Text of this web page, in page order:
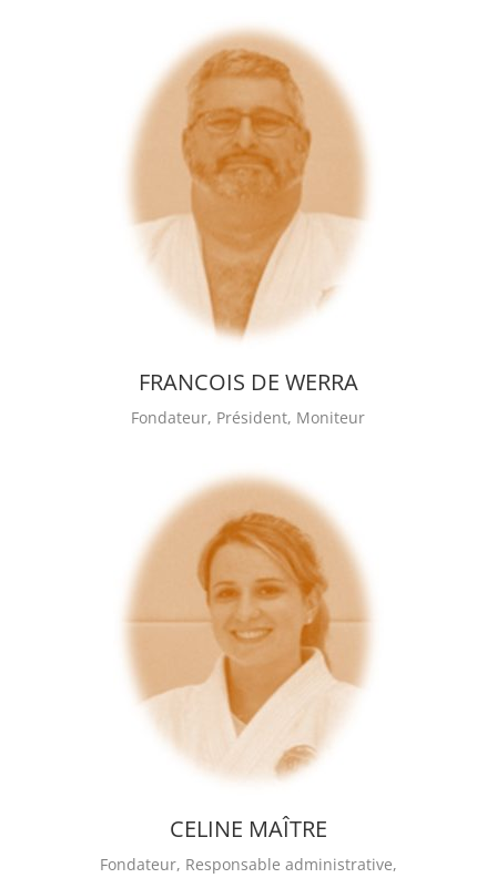
FRANCOIS DE WERRA
Fondateur, Président, Moniteur
CELINE MAÎTRE
Fondateur, Responsable administrative,